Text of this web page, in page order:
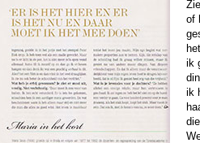
of
ik
ik